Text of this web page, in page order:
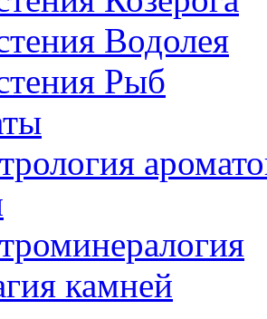
Водолея
Рыб
камней